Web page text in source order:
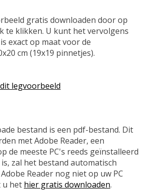
gratis downloaden door op
te klikken. U kunt het vervolgens
exact op maat voor de
cm (19x19 pinnetjes).
legvoorbeeld
bestand is een pdf-bestand. Dit
met Adobe Reader, een
de meeste PC's reeds geïnstalleerd
zal het bestand automatisch
Reader nog niet op uw PC
u het hier gratis downloaden.